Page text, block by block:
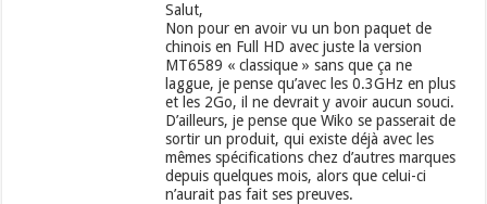
Salut,
Non pour en avoir vu un bon paquet de
chinois en Full HD avec juste la version
MT6589 « classique » sans que ça ne
laggue, je pense qu’avec les 0.3GHz en plus
et les 2Go, il ne devrait y avoir aucun souci.
D’ailleurs, je pense que Wiko se passerait de
sortir un produit, qui existe déjà avec les
mêmes spécifications chez d’autres marques
depuis quelques mois, alors que celui-ci
n’aurait pas fait ses preuves.